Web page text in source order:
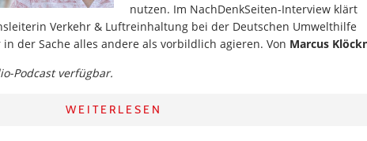
nutzen. Im NachDenkSeiten-Interview klärt
Verkehr & Luftreinhaltung bei der Deutschen Umwelthilfe
der Sache alles andere als vorbildlich agieren. Von Marcus
Podcast verfügbar.
WEITERLESEN